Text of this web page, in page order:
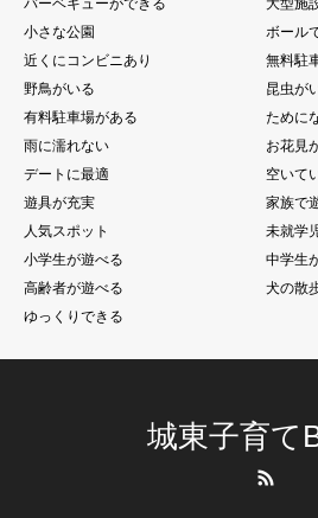
小さな公園
ボール
近くにコンビニあり
無料駐
野鳥がいる
昆虫が
有料駐車場がある
ために
雨に濡れない
お花見
デートに最適
空いて
遊具が充実
家族で
人気スポット
未就学
小学生が遊べる
中学生
高齢者が遊べる
犬の散
ゆっくりできる
城東子育て